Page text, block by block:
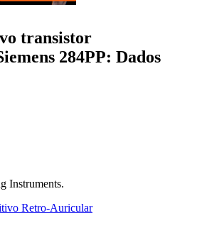
transistor
284PP: Dados
Instruments.
Retro-Auricular